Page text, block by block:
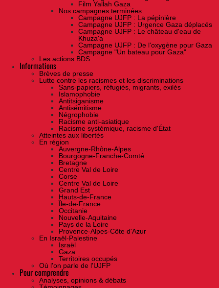
Film Yallah Gaza
Nos campagnes terminées
Campagne UJFP : La pépinière
Campagne UJFP : Urgence Gaza déplacés
Campagne UJFP : Le château d'eau de
Khuza'a
Campagne UJFP : De l'oxygène pour Gaza
Campagne "Un bateau pour Gaza"
Les actions BDS
Informations
Brèves de presse
Lutte contre les racismes et les discriminations
Sans-papiers, réfugiés, migrants, exilés
Islamophobie
Antitsiganisme
Antisémitisme
Négrophobie
Racisme anti-asiatique
Racisme systémique, racisme d'État
Atteintes aux libertés
En région
Auvergne-Rhône-Alpes
Bourgogne-Franche-Comté
Bretagne
Centre Val de Loire
Corse
Centre Val de Loire
Grand Est
Hauts-de-France
Île-de-France
Occitanie
Nouvelle-Aquitaine
Pays de la Loire
Provence-Alpes-Côte d'Azur
En Israël-Palestine
Israël
Gaza
Territoires occupés
Où l'on parle de l'UJFP
Pour comprendre
Analyses, opinions & débats